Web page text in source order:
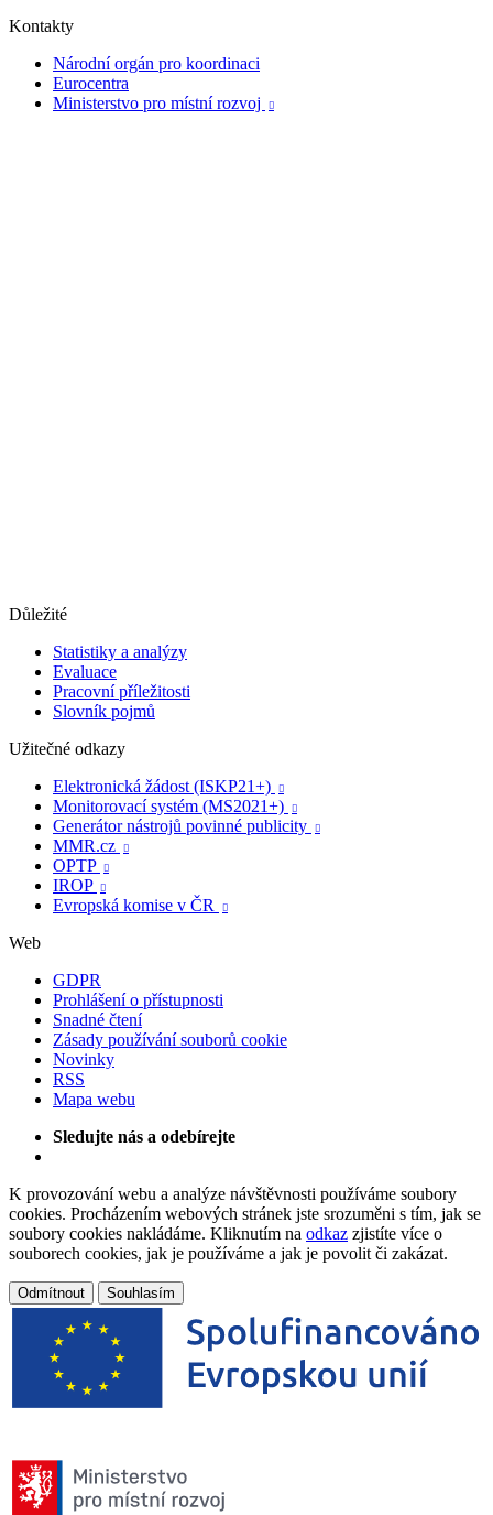
Kontakty
Národní orgán pro koordinaci
Eurocentra
Ministerstvo pro místní rozvoj

Důležité
Statistiky a analýzy
Evaluace
Pracovní příležitosti
Slovník pojmů
Užitečné odkazy
Elektronická žádost (ISKP21+)

Monitorovací systém (MS2021+) 
Generátor nástrojů povinné publicity 
MMR.cz 
OPTP 
IROP 
Evropská komise v ČR 
Web
GDPR
Prohlášení o přístupnosti
Snadné čtení
Zásady používání souborů cookie
Novinky
RSS
Mapa webu
Sledujte nás a odebírejte
K provozování webu a analýze návštěvnosti používáme soubory
cookies. Procházením webových stránek jste srozuměni s tím, jak se
soubory cookies nakládáme. Kliknutím na odkaz zjistíte více o
souborech cookies, jak je používáme a jak je povolit či zakázat.
Odmítnout Souhlasím